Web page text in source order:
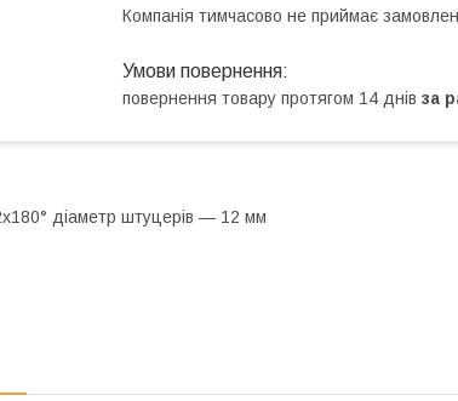
Компанія тимчасово не приймає
повернення товару протягом 14 днів за
діаметр штуцерів — 12 мм